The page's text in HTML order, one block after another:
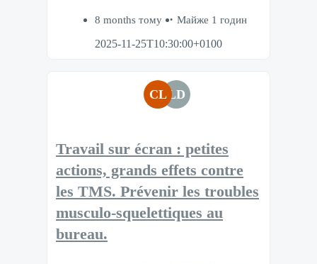
8 months тому
Майже 1 годин
2025-11-25T10:30:00+0100
CL LD
Travail sur écran : petites
actions, grands effets contre
les TMS​. Prévenir les troubles
musculo-squelettiques au
bureau.​